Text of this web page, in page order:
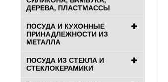
ДЕРЕВА, ПЛАСТМАССЫ
ПОСУДА И КУХОННЫЕ
ПРИНАДЛЕЖНОСТИ ИЗ
МЕТАЛЛА
ПОСУДА ИЗ СТЕКЛА И
СТЕКЛОКЕРАМИКИ